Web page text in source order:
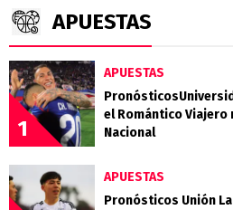
APUESTAS
1
APUESTAS
el Romántico Viajero
Nacional
APUESTAS
Pronósticos Unión